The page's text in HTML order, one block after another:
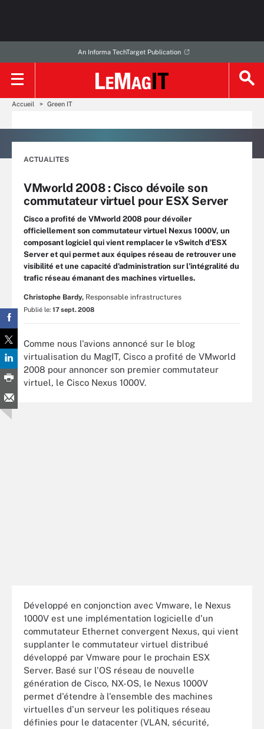
An Informa TechTarget Publication
Accueil Green IT
ACTUALITES
VMworld 2008 : Cisco dévoile son
commutateur virtuel pour ESX Server
Cisco a profité de VMworld 2008 pour dévoiler
officiellement son commutateur virtuel Nexus 1000V, un
composant logiciel qui vient remplacer le vSwitch d'ESX
Server et qui permet aux équipes réseau de retrouver une
visibilité et une capacité d'administration sur l'intégralité du
trafic réseau émanant des machines virtuelles.
Christophe Bardy, Responsable infrastructures
Publié le: 17 sept. 2008
Comme nous l'avions annoncé sur le blog
virtualisation du MagIT, Cisco a profité de VMworld
2008 pour annoncer son premier commutateur
virtuel, le Cisco Nexus 1000V.
Développé en conjonction avec Vmware, le Nexus
1000V est une implémentation logicielle d'un
commutateur Ethernet convergent Nexus, qui vient
supplanter le commutateur virtuel distribué
développé par Vmware pour le prochain ESX
Server. Basé sur l'OS réseau de nouvelle
génération de Cisco, NX-OS, le Nexus 1000V
permet d'étendre à l'ensemble des machines
virtuelles d'un serveur les politiques réseau
définies pour le datacenter (VLAN, sécurité,